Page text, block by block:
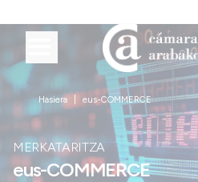
Hasiera eus-COMMERCE
MERKATARITZA
eus-COMMERCE